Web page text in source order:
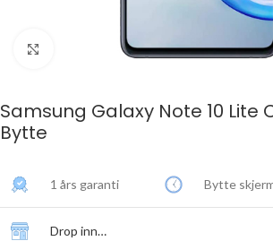
Click to enlarge
Samsung Galaxy Note 10 Lite
Bytte
1 års garanti Bytte
Drop inn…